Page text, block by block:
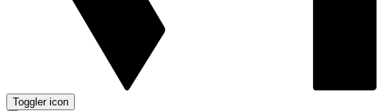
Toggler icon